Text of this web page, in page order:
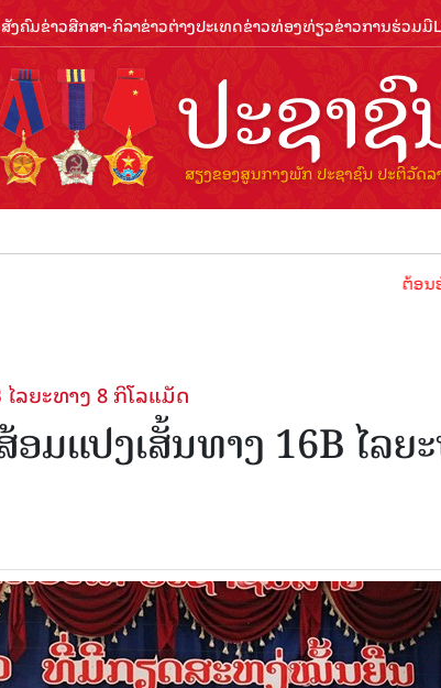
ງຄົມຂ່າວສືກສາ-ກິລາຂ່າວຕ່າງປະເທດຂ່າວທ່ອງທ່ຽວຂ່າວການຮ່ວມມື
ຕ້ອນຮັບປີທ່ອ
ລຍະທາງ 8 ກິໂລແມັດ
ມແປງເສັ້ນທາງ 16B ໄລຍ